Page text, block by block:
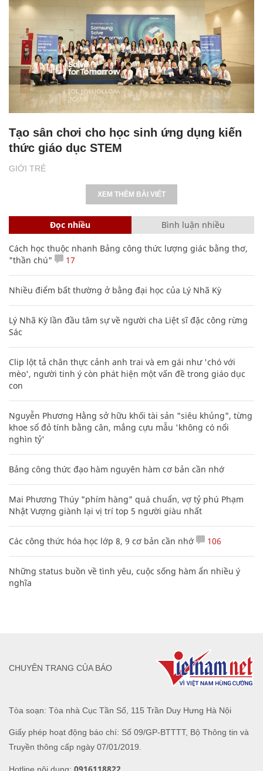
GIỚI TRẺ
Tạo sân chơi cho học sinh ứng dụng kiến
thức giáo dục STEM
XEM THÊM BÀI VIẾT
Đọc nhiều Bình luận nhiều
Cách học thuộc nhanh Bảng công thức lượng giác bằng thơ,
"thần chú"
17
Nhiều điểm bất thường ở bằng đại học của Lý Nhã Kỳ
Lý Nhã Kỳ lần đầu tâm sự về người cha Liệt sĩ đặc công rừng
Sác
Clip lột tả chân thực cảnh anh trai và em gái như 'chó với
mèo', người tinh ý còn phát hiện một vấn đề trong giáo dục
con
Nguyễn Phương Hằng sở hữu khối tài sản "siêu khủng", từng
khoe sổ đỏ tính bằng cân, mắng cựu mẫu 'không có nổi
nghìn tỷ'
Bảng công thức đạo hàm nguyên hàm cơ bản cần nhớ
Mai Phương Thúy "phím hàng" quá chuẩn, vợ tỷ phú Phạm
Nhật Vượng giành lại vị trí top 5 người giàu nhất
Các công thức hóa học lớp 8, 9 cơ bản cần nhớ 106
Những status buồn về tình yêu, cuộc sống hàm ẩn nhiều ý
nghĩa
Tòa soạn: Tòa nhà Cục Tần Số, 115 Trần Duy Hưng Hà Nội
Giấy phép hoạt động báo chí: Số 09/GP-BTTTT, Bộ Thông tin và
Truyền thông cấp ngày 07/01/2019.
CHUYÊN TRANG CỦA BÁO